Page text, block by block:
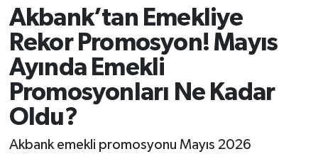
Akbank’tan Emekliye
Rekor Promosyon! Mayıs
Ayında Emekli
Promosyonları Ne Kadar
Oldu?
Akbank emekli promosyonu Mayıs 2026
Balya
Bandırma
Bigadiç
BİYOGRAFİLER
Burhaniye
Balıkesir Namaz Vakitleri
Balıkesir Trafik Yoğunluk Haritası
Süper Lig Puan Durumu ve Fikstür
Tüm Manşetler
Son Dakika Haberleri